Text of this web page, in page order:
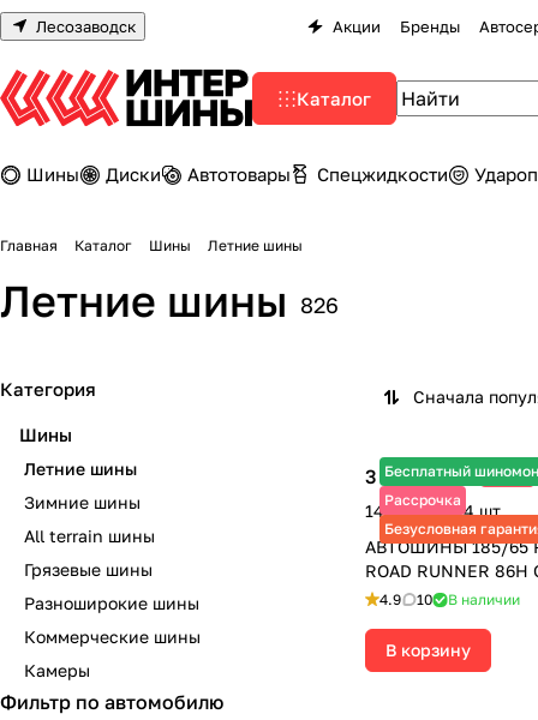
Лесозаводск Акции Бренды
Каталог
Шины Диски Автотовары Спецжидкости
Главная Каталог Шины Летние шины
Летние шины 826
Сначала
Бесплатный
Рассрочка
Безусловная
3 610 ₽4 810 ₽ -25%
14 440 ₽ за 4 шт.
АВТОШИНЫ 185/65
ROAD RUNNER 86H
4.9 10 В наличии
В корзину
Категория
Шины
Летние шины
Зимние шины
All terrain шины
Грязевые шины
Разноширокие шины
Коммерческие шины
Камеры
Фильтр по автомобилю